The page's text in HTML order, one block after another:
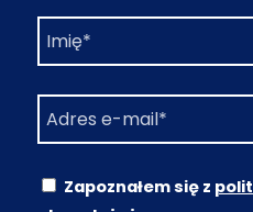
Zapoznałem się z